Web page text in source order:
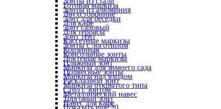
Зонты из алюминия
Зонт для беседки
Зонт садовый
Зонт тент
Зонты с логотипом
Консольные зонты
Пляжный зонт
Подвесные зонты
Раскладной зонт
Стол с зонтом
Торговый зонт
Показать ещё 20
Готовая маркиза
Двухсторонние
Для кафе
Для террасы
Кассетные маркизы
Корзинная
Локтевые маркизы
Маркиза для зимнего сада
Маркиза над входом
Маркиза открытого типа
Металлический навес
Навес для кафе